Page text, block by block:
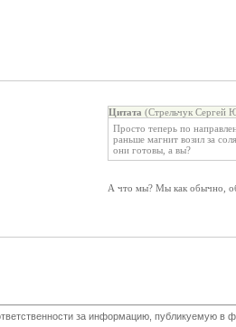
Цитата (Стрельчук Сергей
Просто теперь по
раньше магнит возил за
они готовы, а вы?
А что мы? Мы как обычно,
за информацию, публикуемую